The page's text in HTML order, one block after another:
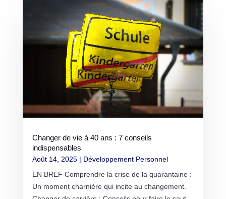
Changer de vie à 40 ans : 7 conseils
indispensables
Août 14, 2025| Développement Personnel
EN BREF Comprendre la crise de la quarantaine :
Un moment charnière qui incite au changement.